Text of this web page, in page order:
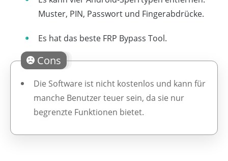
Muster, PIN, Passwort und Fingerabdrücke.
Es hat das beste FRP Bypass Tool.
Cons
Die Software ist nicht kostenlos und kann für
manche Benutzer teuer sein, da sie nur
begrenzte Funktionen bietet.